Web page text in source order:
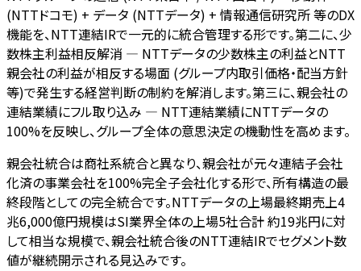
(NTTドコモ) + データ (NTTデータ) + 情報通信研究所 等のDX
機能を、NTT連結IRで一元的に統合管理する形です。第二に、少
数株主利益相反解消 — NTTデータの少数株主の利益とNTT
親会社の利益が相反する場面 (グループ内取引価格・配当方針
等)で発生する経営判断の制約を解消します。第三に、親会社の
連結業績にフル取り込み — NTT連結業績にNTTデータの
100%を反映し、グループ全体の意思決定の機動性を高めます。
親会社統合は商社系統合と異なり、親会社が元々連結子会社
化済の事業会社を100%完全子会社化する形で、所有構造の最
終段階としての完全統合です。NTTデータの上場最終期売上4
兆6,000億円規模はSI業界全体の上場5社合計 約19兆円に対
して相当な規模で、親会社統合後のNTT連結IRでセグメント数
値が継続開示される見込みです。